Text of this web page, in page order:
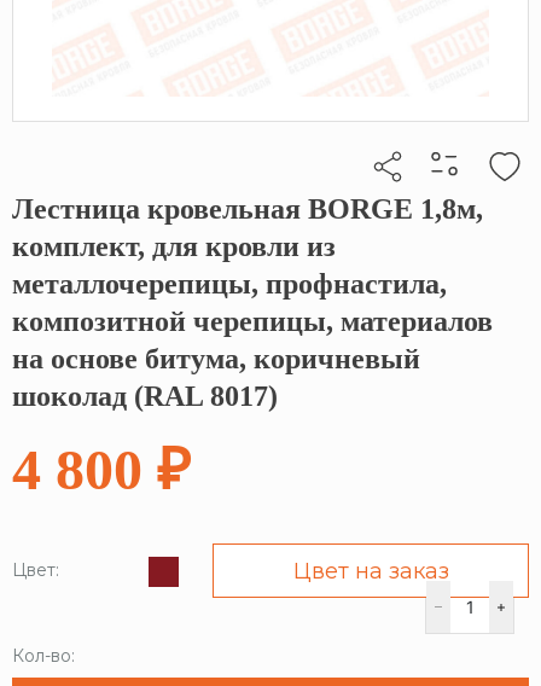
Кликните, чтобы скопировать прямую ссылку
Лестница кровельная BORGE 1,8м,
комплект, для кровли из
металлочерепицы, профнастила,
композитной черепицы, материалов
на основе битума, коричневый
шоколад (RAL 8017)
4 800 ₽
Цвет: Цвет на заказ
Кол-во: